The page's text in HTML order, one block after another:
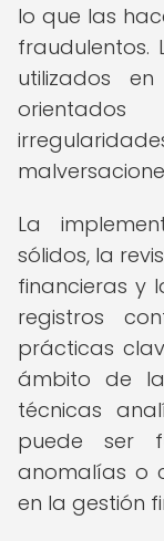
lo que las
fraudulentos.
utilizados
La
sólidos, la
financieras y
registros
prácticas
ámbito de
técnicas
puede ser
anomalías o
en la gestión